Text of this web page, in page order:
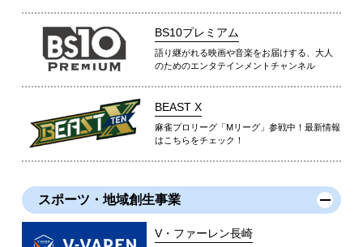
BS10プレミアム
語り継がれる映画や音楽をお届けする、大人
のためのエンタテインメントチャンネル
BEAST X
麻雀プロリーグ「Mリーグ」参戦中！最新情報
はこちらをチェック！
スポーツ・地域創生事業
V・ファーレン長崎